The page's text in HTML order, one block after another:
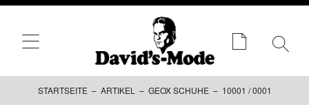
STARTSEITE – ARTIKEL – GEOX SCHUHE – 10001 / 0001